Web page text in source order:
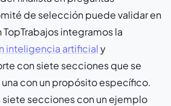
de selección puede validar en
TopTrabajos integramos la
inteligencia artificialy
con siete secciones que se
con un propósito específico.
siete secciones con un ejemplo